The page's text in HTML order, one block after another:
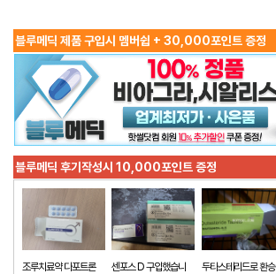
블루메딕 제품 구입시 멤버쉽 + 30,000포인트 증정
블루메딕 후기작성시 10,000포인트 증정
조루치료약 다포트론
센포스 D 구입했습니
두타스테리드로 환승